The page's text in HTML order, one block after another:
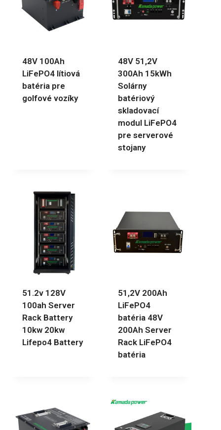
48V 100Ah
LiFePO4 lítiová
batéria pre
golfové vozíky
48V 51,2V
300Ah 15kWh
Solárny
batériový
skladovací
modul LiFePO4
pre serverové
stojany
51.2v 128V
100ah Server
Rack Battery
10kw 20kw
Lifepo4 Battery
51,2V 200Ah
LiFePO4
batéria 48V
200Ah Server
Rack LiFePO4
batéria